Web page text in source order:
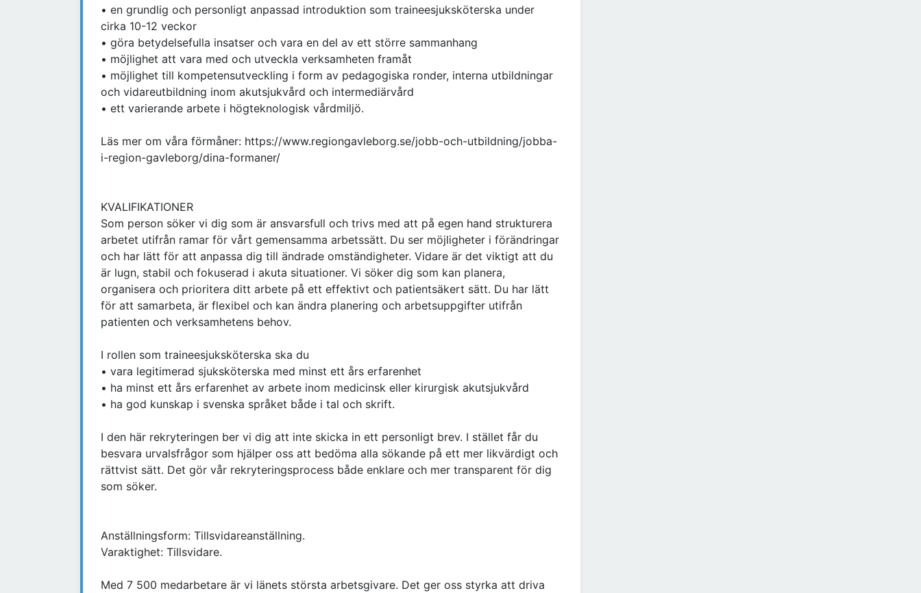
• en grundlig och personligt anpassad introduktion som traineesjuksköterska under
cirka 10-12 veckor
• göra betydelsefulla insatser och vara en del av ett större sammanhang
• möjlighet att vara med och utveckla verksamheten framåt
• möjlighet till kompetensutveckling i form av pedagogiska ronder, interna utbildningar
och vidareutbildning inom akutsjukvård och intermediärvård
• ett varierande arbete i högteknologisk vårdmiljö.
Läs mer om våra förmåner: https://www.regiongavleborg.se/jobb-och-utbildning/jobba-
i-region-gavleborg/dina-formaner/
KVALIFIKATIONER
Som person söker vi dig som är ansvarsfull och trivs med att på egen hand strukturera
arbetet utifrån ramar för vårt gemensamma arbetssätt. Du ser möjligheter i förändringar
och har lätt för att anpassa dig till ändrade omständigheter. Vidare är det viktigt att du
är lugn, stabil och fokuserad i akuta situationer. Vi söker dig som kan planera,
organisera och prioritera ditt arbete på ett effektivt och patientsäkert sätt. Du har lätt
för att samarbeta, är flexibel och kan ändra planering och arbetsuppgifter utifrån
patienten och verksamhetens behov.
I rollen som traineesjuksköterska ska du
• vara legitimerad sjuksköterska med minst ett års erfarenhet
• ha minst ett års erfarenhet av arbete inom medicinsk eller kirurgisk akutsjukvård
• ha god kunskap i svenska språket både i tal och skrift.
I den här rekryteringen ber vi dig att inte skicka in ett personligt brev. I stället får du
besvara urvalsfrågor som hjälper oss att bedöma alla sökande på ett mer likvärdigt och
rättvist sätt. Det gör vår rekryteringsprocess både enklare och mer transparent för dig
som söker.
Anställningsform: Tillsvidareanställning.
Varaktighet: Tillsvidare.
Med 7 500 medarbetare är vi länets största arbetsgivare. Det ger oss styrka att driva